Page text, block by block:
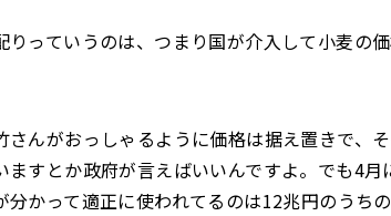
りっていうのは、つまり国が介入して小麦の
さんがおっしゃるように価格は据え置きで、
ますとか政府が言えばいいんですよ。でも4
分かって適正に使われてるのは12兆円のうち